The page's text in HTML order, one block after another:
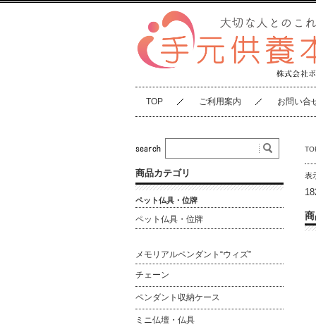
TOP ご利用案内 お問い合
表
商品カテゴリ
ペット仏具・位牌
ペット仏具・位牌
メモリアルペンダント“ウィズ”
チェーン
ペンダント収納ケース
ミニ仏壇・仏具